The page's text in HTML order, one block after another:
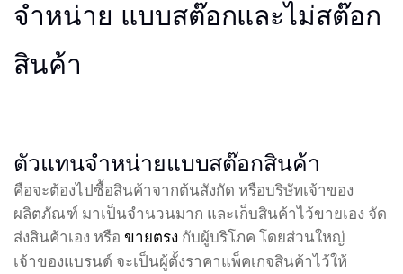
จำหน่าย แบบสต๊อกและไม่สต๊อก
สินค้า
ตัวแทนจำหน่ายแบบสต๊อกสินค้า
คือจะต้องไปซื้อสินค้าจากต้นสังกัด หรือบริษัทเจ้าของ
ผลิตภัณฑ์ มาเป็นจำนวนมาก และเก็บสินค้าไว้ขายเอง จัด
ส่งสินค้าเอง หรือขายตรง กับผู้บริโภค โดยส่วนใหญ่
เจ้าของแบรนด์ จะเป็นผู้ตั้งราคาแพ็คเกจสินค้าไว้ให้